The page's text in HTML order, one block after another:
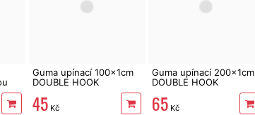
Guma upínací 100x1cm
DOUBLE HOOK
45 Kč
Guma upínací 200x1cm
DOUBLE HOOK
65Kč